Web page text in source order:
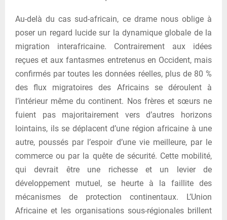
Au-delà du cas sud-africain, ce drame nous oblige à
poser un regard lucide sur la dynamique globale de la
migration interafricaine. Contrairement aux idées
reçues et aux fantasmes entretenus en Occident, mais
confirmés par toutes les données réelles, plus de 80 %
des flux migratoires des Africains se déroulent à
l’intérieur même du continent. Nos frères et sœurs ne
fuient pas majoritairement vers d’autres horizons
lointains, ils se déplacent d’une région africaine à une
autre, poussés par l’espoir d’une vie meilleure, par le
commerce ou par la quête de sécurité. Cette mobilité,
qui devrait être une richesse et un levier de
développement mutuel, se heurte à la faillite des
mécanismes de protection continentaux. L’Union
Africaine et les organisations sous-régionales brillent